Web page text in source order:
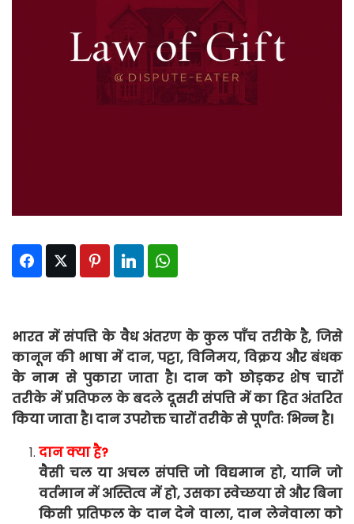
FacebookTwitter PinterestLinkedIn
भारत में संपत्ति के वैध अंतरण के कुल पाँच तरीके है,जिसे
कानून की भाषा में दान,पट्टा,विनिमय,विक्रय और बंधक
के नाम से पुकारा जाता है। दान को छोड़कर शेष चारों
तरीकेमेंप्रतिफल केबदले दूसरीसंपत्ति मेंका हित अंतरित
कियाजाताहै।दानउपरोक्तचारोंतरीकेसेपूर्णतःभिन्नहै।
दानक्याहै?
वैसी चल या अचल संपत्ति जो विद्यमान हो,यानि जो
वर्तमानमें अस्तित्वमेंहो,उसकास्वेच्छयासे औरबिना
किसी प्रतिफल के दान देने वाला, दान लेनेवाला को